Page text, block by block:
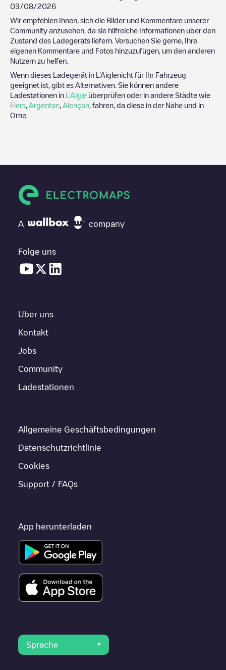
03/08/2026
Wir empfehlen Ihnen, sich die Bilder und Kommentare unserer
Community anzusehen, da sie hilfreiche Informationen über den
Zustand des Ladegeräts liefern. Versuchen Sie gerne, Ihre
eigenen Kommentare und Fotos hinzuzufügen, um den anderen
Nutzern zu helfen.
Wenn dieses Ladegerät in L'Aiglenicht für Ihr Fahrzeug
geeignet ist, gibt es Alternativen. Sie können andere
Ladestationen in L'Aigle überprüfen oder in andere Städte wie
Flers Argentan Alençon , fahren, da diese in der Nähe und in
Orne
A company
Folge uns
Über uns
Kontakt
Jobs
Community
Ladestationen
Allgemeine Geschäftsbedingungen
Datenschutzrichtlinie
Cookies
Support / FAQs
App herunterladen
Sprache